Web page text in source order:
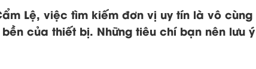
Lệ, việc tìm kiếm đơn vị uy tín là vô cùng
của thiết bị. Những tiêu chí bạn nên lưu ý